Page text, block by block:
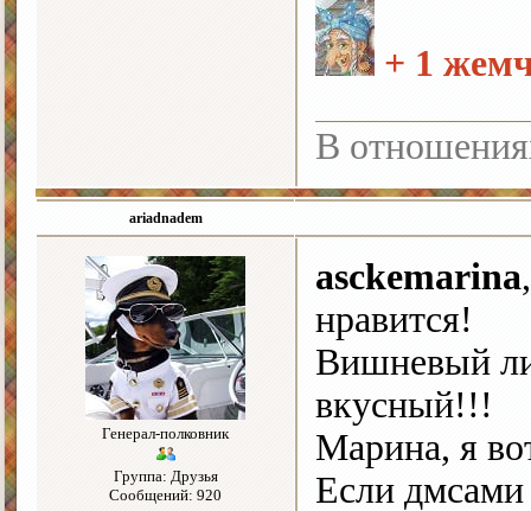
+ 1
В
ariadnadem
Генерал-полковник
Группа: Друзья
Сообщений: 920
asckemarina
нравится!
Вишневый
вкусный!!!
Марина, я
Если дмсами